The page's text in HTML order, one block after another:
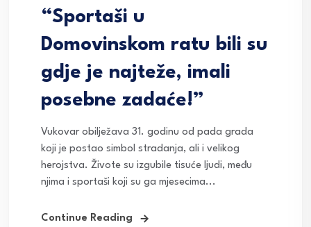
“Sportaši u
Domovinskom ratu bili su
gdje je najteže, imali
posebne zadaće!”
Vukovar obilježava 31. godinu od pada grada
koji je postao simbol stradanja, ali i velikog
herojstva. Živote su izgubile tisuće ljudi, među
njima i sportaši koji su ga mjesecima...
Continue Reading